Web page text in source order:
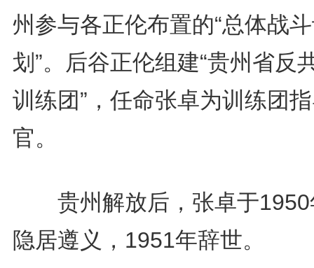
州参与各正伦布置的“总体战
划”。后谷正伦组建“贵州省反
训练团”，任命张卓为训练团
官。
贵州解放后，张卓于1950
隐居遵义，1951年辞世。